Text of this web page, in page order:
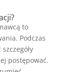
to
Podczas
postępować.